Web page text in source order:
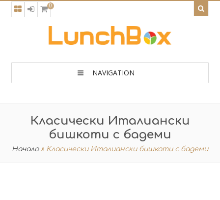
0
NAVIGATION
Класически Италиански
бишкоти с бадеми
Начало » Класически Италиански бишкоти с бадеми